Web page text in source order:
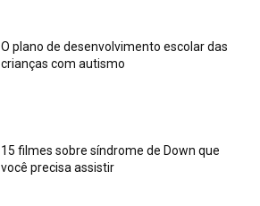
O plano de desenvolvimento escolar das
crianças com autismo
15 filmes sobre síndrome de Down que
você precisa assistir